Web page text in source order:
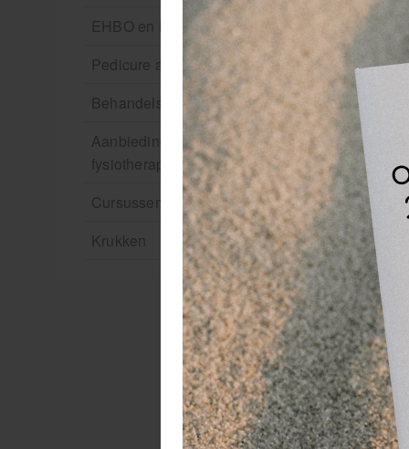
EHBO en BHV
Pedicure artikelen
Behandelstoel elektrisch
Aanbiedingen groothandel
fysiotherapie en massage
Cursussen
Krukken